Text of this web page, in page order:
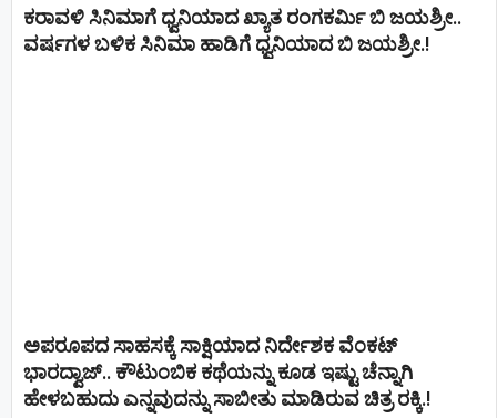
ಕರಾವಳಿ ಸಿನಿಮಾಗೆ ಧ್ವನಿಯಾದ ಖ್ಯಾತ ರಂಗಕರ್ಮಿ ಬಿ ಜಯಶ್ರೀ..
ವರ್ಷಗಳ ಬಳಿಕ ಸಿನಿಮಾ ಹಾಡಿಗೆ ಧ್ವನಿಯಾದ ಬಿ ಜಯಶ್ರೀ.!
ಅಪರೂಪದ ಸಾಹಸಕ್ಕೆ ಸಾಕ್ಷಿಯಾದ ನಿರ್ದೇಶಕ ವೆಂಕಟ್
ಭಾರದ್ವಾಜ್.. ಕೌಟುಂಬಿಕ ಕಥೆಯನ್ನು ಕೂಡ ಇಷ್ಟು ಚೆನ್ನಾಗಿ
ಹೇಳಬಹುದು ಎನ್ನವುದನ್ನು ಸಾಬೀತು ಮಾಡಿರುವ ಚಿತ್ರ ರಕ್ಕಿ.!